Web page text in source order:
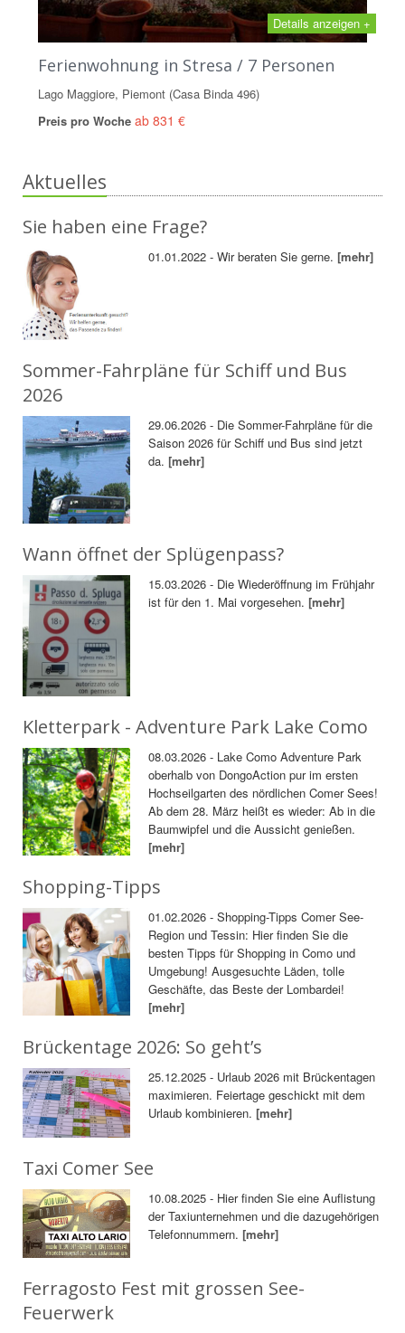
Details anzeigen +
Ferienwohnung in Stresa / 7 Personen
Lago Maggiore, Piemont (Casa Binda 496)
Preis pro Woche ab 831 €
Aktuelles
Sie haben eine Frage?
01.01.2022 - Wir beraten Sie gerne.[mehr]
Sommer-Fahrpläne für Schiff und Bus
2026
29.06.2026 - Die Sommer-Fahrpläne für die
Saison 2026 für Schiff und Bus sind jetzt
da.[mehr]
Wann öffnet der Splügenpass?
15.03.2026 - Die Wiederöffnung im Frühjahr
ist für den 1. Mai vorgesehen.[mehr]
Kletterpark - Adventure Park Lake Como
08.03.2026 - Lake Como Adventure Park
oberhalb von DongoAction pur im ersten
Hochseilgarten des nördlichen Comer Sees!
Ab dem 28. März heißt es wieder: Ab in die
Baumwipfel und die Aussicht genießen.
[mehr]
Shopping-Tipps
01.02.2026 - Shopping-Tipps Comer See-
Region und Tessin: Hier finden Sie die
besten Tipps für Shopping in Como und
Umgebung! Ausgesuchte Läden, tolle
Geschäfte, das Beste der Lombardei!
[mehr]
Brückentage 2026: So geht’s
25.12.2025 - Urlaub 2026 mit Brückentagen
maximieren. Feiertage geschickt mit dem
Urlaub kombinieren.[mehr]
Taxi Comer See
10.08.2025 - Hier finden Sie eine Auflistung
der Taxiunternehmen und die dazugehörigen
Telefonnummern.[mehr]
Ferragosto Fest mit grossen See-
Feuerwerk